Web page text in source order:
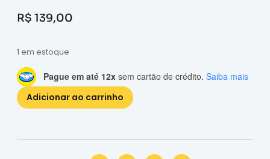
R$ 139,00
1 em estoque
Pague em até 12x sem cartão de crédito. Saiba mais
Adicionar ao carrinho